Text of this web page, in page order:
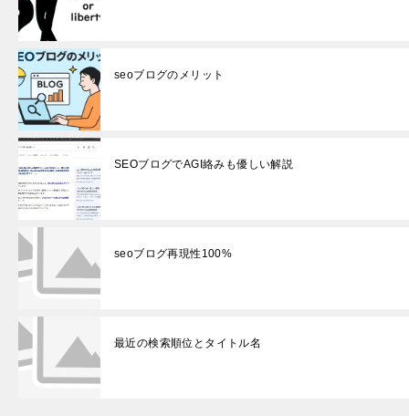
seoブログのメリット
SEOブログでAGI絡みも優しい解説
seoブログ再現性100%
最近の検索順位とタイトル名